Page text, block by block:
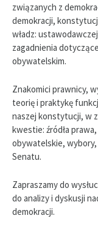
związanych z
demokracji,
władz:
zagadnienia
obywatelskim.
Znakomici prawnicy,
teorię i praktykę
naszej konstytucji, w
kwestie: źródła
obywatelskie,
Senatu.
Zapraszamy do
do analizy i dyskusji
demokracji.